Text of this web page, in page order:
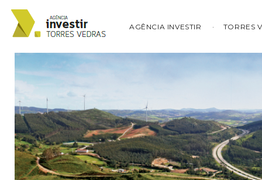
AGÊNCIA INVESTIR TORRES